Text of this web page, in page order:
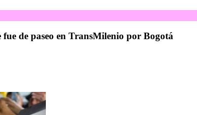
de paseo en TransMilenio por Bogotá